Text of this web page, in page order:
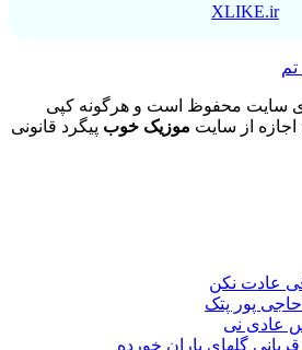
XLIKE.ir
سایت محفوظ است و هرگونه کپی
اجازه از سایت موزیک خوب پیگرد قانونی
عادت نکن
پور پتک
عادی نی
گلهای باران خورده